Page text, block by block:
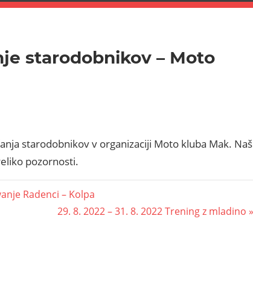
starodobnikov – Moto
starodobnikov v organizaciji Moto kluba Mak. Naš
pozornosti.
Radenci – Kolpa
29. 8. 2022 – 31. 8. 2022 Trening z mladino